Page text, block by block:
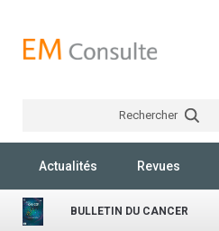
Rechercher
Actualités Revues
BULLETIN DU CANCER